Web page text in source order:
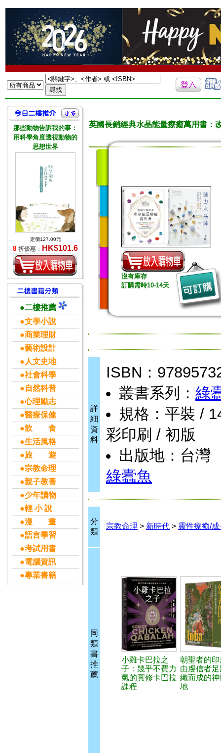
那些動物告訴我的事：
用科學角度透視動物的
思想世界
定價127.00元
8 折優惠： HK$101.6
●二樓推薦
●文學小說
●商業理財
●藝術設計
●人文史地
●社會科學
●自然科普
●心理勵志
●醫療保健
●飲 食
●生活風格
●旅 遊
●宗教命理
●親子教養
●少年讀物
●輕 小 說
●漫 畫
●語言學習
●考試用書
●電腦資訊
●專業書籍
英國長銷經典水晶能量療癒萬用書：
沒有庫存
訂購需時10-14天
詳
細
資
料
ISBN：
叢書系列： 綠
規格：平裝 /
彩印刷 / 初版
出版地：台灣
綠蠹魚
分
類
宗教命理 > 新時代 > 靈性療癒/
同
類
書
推
薦
小雞卡巴拉之
子：幾乎不費力
氣的實修卡巴拉
課程
朝聖者的印
由虔信者
織而成的神
地